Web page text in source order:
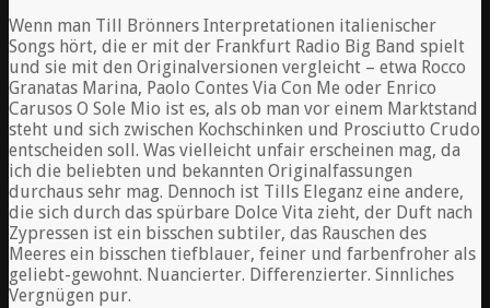
Wenn man Till Brönners Interpretationen italienischer
Songs hört, die er mit der Frankfurt Radio Big Band spielt
und sie mit den Originalversionen vergleicht – etwa Rocco
Granatas Marina, Paolo Contes Via Con Me oder Enrico
Carusos O Sole Mio ist es, als ob man vor einem Marktstand
steht und sich zwischen Kochschinken und Prosciutto Crudo
entscheiden soll. Was vielleicht unfair erscheinen mag, da
ich die beliebten und bekannten Originalfassungen
durchaus sehr mag. Dennoch ist Tills Eleganz eine andere,
die sich durch das spürbare Dolce Vita zieht, der Duft nach
Zypressen ist ein bisschen subtiler, das Rauschen des
Meeres ein bisschen tiefblauer, feiner und farbenfroher als
geliebt-gewohnt. Nuancierter. Differenzierter. Sinnliches
Vergnügen pur.